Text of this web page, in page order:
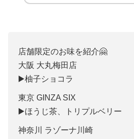
店舗限定のお味を紹介🤗
大阪 大丸梅田店
▶️柚子ショコラ
東京 GINZA SIX
▶️ほうじ茶、トリプルベリー
神奈川 ラゾーナ川崎